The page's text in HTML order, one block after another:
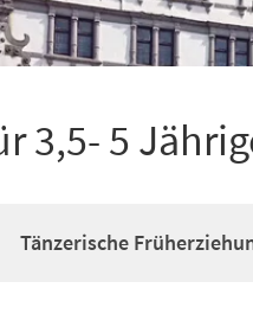
3,5- 5
Tänzerische